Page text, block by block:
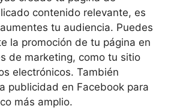
contenido relevante, es
tu audiencia. Puedes
la promoción de tu página en
de marketing, como tu sitio
electrónicos. También
publicidad en Facebook para
más amplio.